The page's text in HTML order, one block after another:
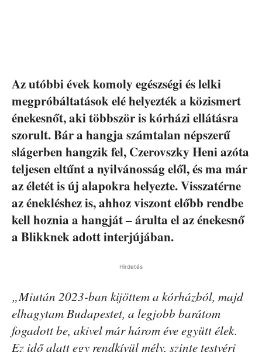
Az utóbbi évek komoly egészségi és lelki
megpróbáltatások elé helyezték a közismert
énekesnőt, aki többször is kórházi ellátásra
szorult. Bár a hangja számtalan népszerű
slágerben hangzik fel, Czerovszky Heni azóta
teljesen eltűnt a nyilvánosság elől, és ma már
az életét is új alapokra helyezte. Visszatérne
az énekléshez is, ahhoz viszont előbb rendbe
kell hoznia a hangját – árulta el az énekesnő
a Blikknek adott interjújában.
Hirdetés
„Miután 2023-ban kijöttem a kórházból, majd
elhagytam Budapestet, a legjobb barátom
fogadott be, akivel már három éve együtt élek.
Ez idő alatt egy rendkívül mély, szinte testvéri